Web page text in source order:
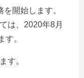
開始します。
は、2020年8月
す。
す。